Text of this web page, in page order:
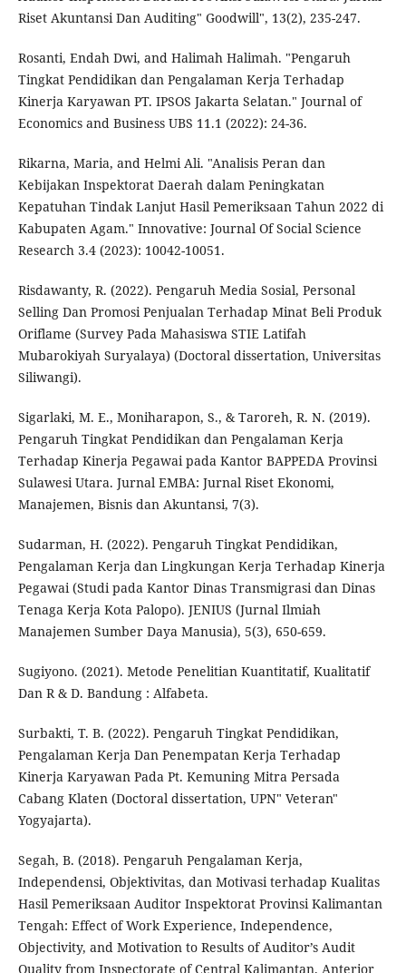
Riset Akuntansi Dan Auditing" Goodwill", 13(2), 235-247.
Rosanti, Endah Dwi, and Halimah Halimah. "Pengaruh
Tingkat Pendidikan dan Pengalaman Kerja Terhadap
Kinerja Karyawan PT. IPSOS Jakarta Selatan." Journal of
Economics and Business UBS 11.1 (2022): 24-36.
Rikarna, Maria, and Helmi Ali. "Analisis Peran dan
Kebijakan Inspektorat Daerah dalam Peningkatan
Kepatuhan Tindak Lanjut Hasil Pemeriksaan Tahun 2022 di
Kabupaten Agam." Innovative: Journal Of Social Science
Research 3.4 (2023): 10042-10051.
Risdawanty, R. (2022). Pengaruh Media Sosial, Personal
Selling Dan Promosi Penjualan Terhadap Minat Beli Produk
Oriflame (Survey Pada Mahasiswa STIE Latifah
Mubarokiyah Suryalaya) (Doctoral dissertation, Universitas
Siliwangi).
Sigarlaki, M. E., Moniharapon, S., & Taroreh, R. N. (2019).
Pengaruh Tingkat Pendidikan dan Pengalaman Kerja
Terhadap Kinerja Pegawai pada Kantor BAPPEDA Provinsi
Sulawesi Utara. Jurnal EMBA: Jurnal Riset Ekonomi,
Manajemen, Bisnis dan Akuntansi, 7(3).
Sudarman, H. (2022). Pengaruh Tingkat Pendidikan,
Pengalaman Kerja dan Lingkungan Kerja Terhadap Kinerja
Pegawai (Studi pada Kantor Dinas Transmigrasi dan Dinas
Tenaga Kerja Kota Palopo). JENIUS (Jurnal Ilmiah
Manajemen Sumber Daya Manusia), 5(3), 650-659.
Sugiyono. (2021). Metode Penelitian Kuantitatif, Kualitatif
Dan R & D. Bandung : Alfabeta.
Surbakti, T. B. (2022). Pengaruh Tingkat Pendidikan,
Pengalaman Kerja Dan Penempatan Kerja Terhadap
Kinerja Karyawan Pada Pt. Kemuning Mitra Persada
Cabang Klaten (Doctoral dissertation, UPN" Veteran"
Yogyajarta).
Segah, B. (2018). Pengaruh Pengalaman Kerja,
Independensi, Objektivitas, dan Motivasi terhadap Kualitas
Hasil Pemeriksaan Auditor Inspektorat Provinsi Kalimantan
Tengah: Effect of Work Experience, Independence,
Objectivity, and Motivation to Results of Auditor’s Audit
Quality from Inspectorate of Central Kalimantan. Anterior